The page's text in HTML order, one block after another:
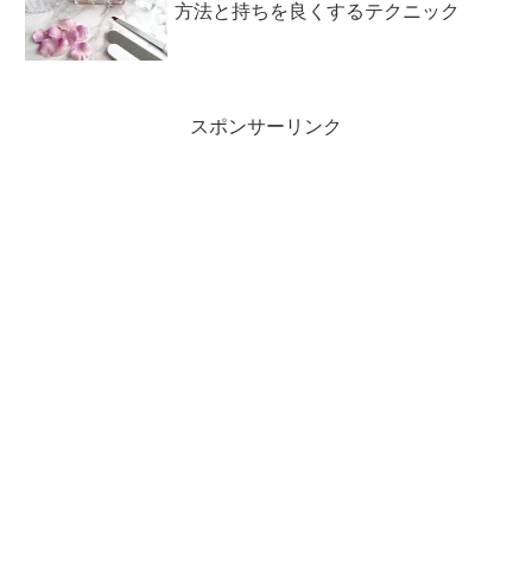
方法と持ちを良くするテクニック
スポンサーリンク